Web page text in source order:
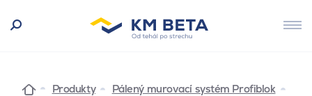
Produkty
Pálený murovací systém Profiblok